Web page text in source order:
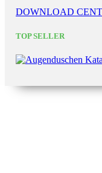
DOWNLOAD
TOP SELLER